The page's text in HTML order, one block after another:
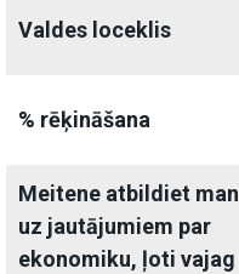
Valdes loceklis
% rēķināšana
Meitene atbildiet man
uz jautājumiem par
ekonomiku, ļoti vajag